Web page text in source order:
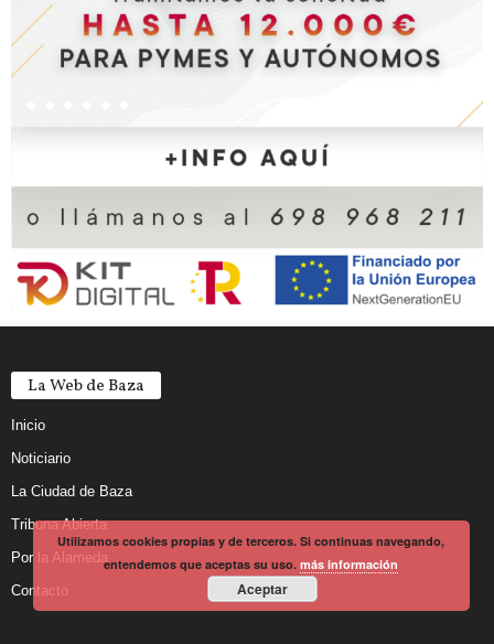
La Web de Baza
Inicio
Noticiario
La Ciudad de Baza
Tribuna Abierta
Por la Alameda
Contacto
Utilizamos cookies propias y de terceros. Si continuas navegando,
entendemos que aceptas su uso.más información
Aceptar